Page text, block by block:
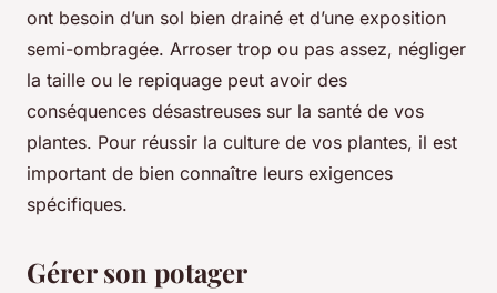
ont besoin d’un sol bien drainé et d’une exposition
semi-ombragée. Arroser trop ou pas assez, négliger
la taille ou le repiquage peut avoir des
conséquences désastreuses sur la santé de vos
plantes. Pour réussir la culture de vos plantes, il est
important de bien connaître leurs exigences
spécifiques.
Gérer son potager